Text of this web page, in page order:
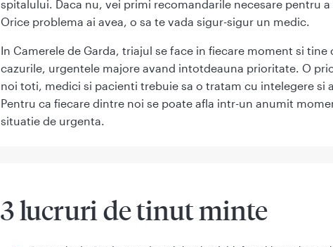
spitalului. Daca nu, vei primi recomandarile necesare pentru
Orice problema ai avea, o sa te vada sigur-sigur un medic.
In Camerele de Garda, triajul se face in fiecare moment si
cazurile, urgentele majore avand intotdeauna prioritate. O
noi toti, medici si pacienti trebuie sa o tratam cu intelegere si
Pentru ca fiecare dintre noi se poate afla intr-un anumit
situatie de urgenta.
3 lucruri de tinut minte